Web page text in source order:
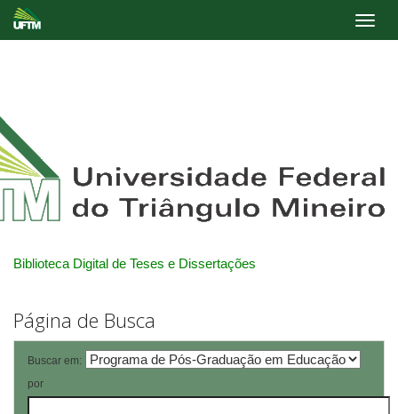
Biblioteca Digital de Teses e Dissertações
Página de Busca
Buscar em:
por